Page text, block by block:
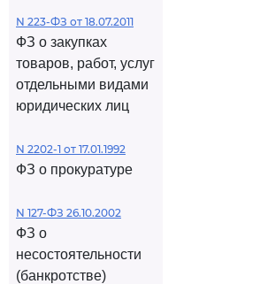
N 223-ФЗ от 18.07.2011
ФЗ о закупках
товаров, работ, услуг
отдельными видами
юридических лиц
N 2202-1 от 17.01.1992
ФЗ о прокуратуре
N 127-ФЗ 26.10.2002
ФЗ о
несостоятельности
(банкротстве)